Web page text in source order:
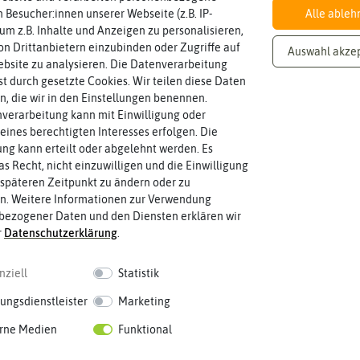
mit Hilfe von SANlight Lampen, um durch ständige Beobachtung
Möglichkeit, Projekte in den Kultivierungslabors vorab zu imitieren
ein eigenes umfangreiches Licht- und Elektroniklabor zur
dieGrowbox im Wohnzimmer genauso wie für riesige Gewächshäuser
werden. DieSANlight M30ist die kleinste LED-Lampe und mit
von SANlighthat ein Lichtspektrum, dass perfekt Sämlinge und
Leuchtmittel von SANlight verändern das Klima im Anbauraum nicht
Sie gewährleisten eine gleichmäßige Beleuchtung bei
auchErsatzteile und Zubehör, wie zum Beispiel den
in dein Projekt starten kannst, haben wir dir
Anleitung, Anwendungsbeispiele und Hinweise zur
Reinigung und
sollte. Solltest du bei uns ein Produkt von SANlight kaufen und
Projekt behilflich sein zu können.
Besucher:innen unserer Webseite (z.B. IP-
z.B. Inhalte und Anzeigen zu personalisieren,
Drittanbietern einzubinden oder Zugriffe auf
zu analysieren. Die Datenverarbeitung
durch gesetzte Cookies. Wir teilen diese Daten
die wir in den Einstellungen benennen.
kann mit Einwilligung oder
berechtigten Interesses erfolgen. Die
kann erteilt oder abgelehnt werden. Es
Recht, nicht einzuwilligen und die Einwilligung
Zeitpunkt zu ändern oder zu
Weitere Informationen zur Verwendung
Daten und den Diensten erklären wir
Daten­schutz­erklärung
Statistik
Marketing
Medien Funktional
Alle
Auswahl
Knoblauch & Zwiebeln